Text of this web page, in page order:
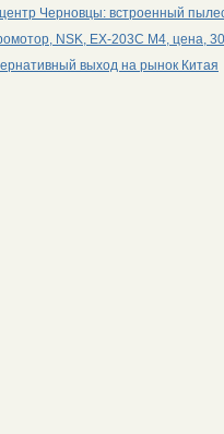
Черновцы: встроенный
NSK, EX-203C M4, цена,
выход на рынок Китая